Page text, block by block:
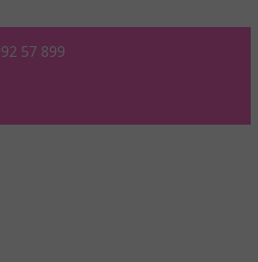
57 899